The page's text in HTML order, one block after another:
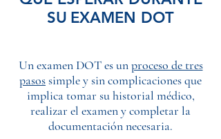
SU EXAMEN DOT
Un examen DOT es unproceso de tres
pasossimple y sin complicaciones que
implica tomar su historial médico,
realizar el examen y completar la
documentación necesaria.